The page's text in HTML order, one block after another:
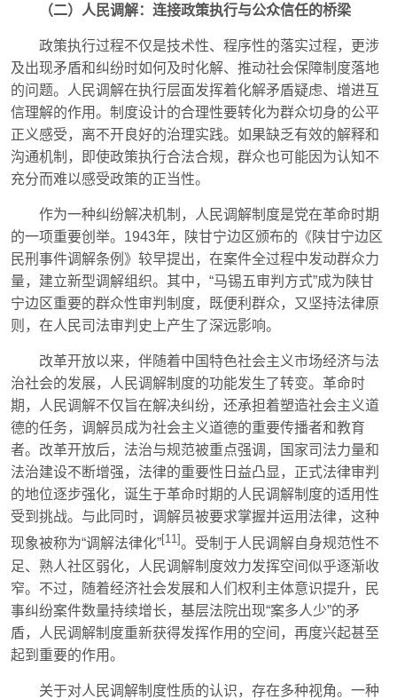
（二）人民调解：连接政策执行与公众信任的桥梁
政策执行过程不仅是技术性、程序性的落实过程，更涉
及出现矛盾和纠纷时如何及时化解、推动社会保障制度落地
的问题。人民调解在执行层面发挥着化解矛盾疑虑、增进互
信理解的作用。制度设计的合理性要转化为群众切身的公平
正义感受，离不开良好的治理实践。如果缺乏有效的解释和
沟通机制，即使政策执行合法合规，群众也可能因为认知不
充分而难以感受政策的正当性。
作为一种纠纷解决机制，人民调解制度是党在革命时期
的一项重要创举。1943年，陕甘宁边区颁布的《陕甘宁边区
民刑事件调解条例》较早提出，在案件全过程中发动群众力
量，建立新型调解组织。其中，“马锡五审判方式”成为陕甘
宁边区重要的群众性审判制度，既便利群众，又坚持法律原
则，在人民司法审判史上产生了深远影响。
改革开放以来，伴随着中国特色社会主义市场经济与法
治社会的发展，人民调解制度的功能发生了转变。革命时
期，人民调解不仅旨在解决纠纷，还承担着塑造社会主义道
德的任务，调解员成为社会主义道德的重要传播者和教育
者。改革开放后，法治与规范被重点强调，国家司法力量和
法治建设不断增强，法律的重要性日益凸显，正式法律审判
的地位逐步强化，诞生于革命时期的人民调解制度的适用性
受到挑战。与此同时，调解员被要求掌握并运用法律，这种
现象被称为“调解法律化”[11]。受制于人民调解自身规范性不
足、熟人社区弱化，人民调解制度效力发挥空间似乎逐渐收
窄。不过，随着经济社会发展和人们权利主体意识提升，民
事纠纷案件数量持续增长，基层法院出现“案多人少”的矛
盾，人民调解制度重新获得发挥作用的空间，再度兴起甚至
起到重要的作用。
关于对人民调解制度性质的认识，存在多种视角。一种